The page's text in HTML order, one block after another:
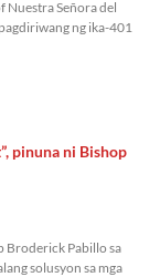
Nuestra Señora del
ng ika-401
pinuna ni Bishop
Broderick Pabillo sa
solusyon sa mga